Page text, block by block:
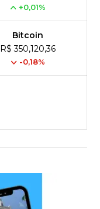
+0,01%
Bitcoin
R$ 350,120,36
-0,18%